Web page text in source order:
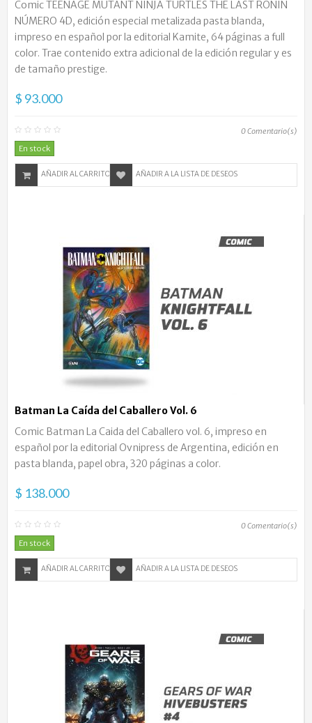
Comic TEENAGE MUTANT NINJA TURTLES THE LAST RONIN
NÚMERO 4D, edición especial metalizada pasta blanda,
impreso en español por la editorial Kamite, 64 páginas a full
color. Trae contenido extra adicional de la edición regular y es
de tamaño prestige.
$ 93.000
0Comentario(s)
En stock
AÑADIR AL CARRITO AÑADIR A LA LISTA DE DESEOS
Batman La Caída del Caballero Vol. 6
Comic Batman La Caida del Caballero vol. 6, impreso en
español por la editorial Ovnipress de Argentina, edición en
pasta blanda, papel obra, 320 páginas a color.
$ 138.000
0Comentario(s)
En stock
AÑADIR AL CARRITO AÑADIR A LA LISTA DE DESEOS